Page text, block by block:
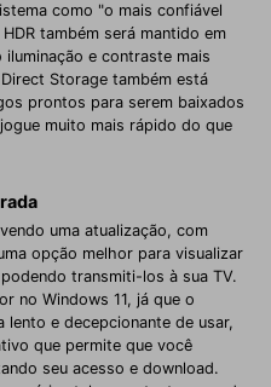
como "o mais confiável
também será mantido em
e contraste mais
Storage também está
prontos para serem baixados
muito mais rápido do que
uma atualização, com
opção melhor para visualizar
transmiti-los à sua TV.
no Windows 11, já que o
e decepcionante de usar,
que permite que você
seu acesso e download.